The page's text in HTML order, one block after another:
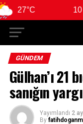
GÜNDEM
Gülhan’ı 21
sanığın
Yayımlandı 2
By